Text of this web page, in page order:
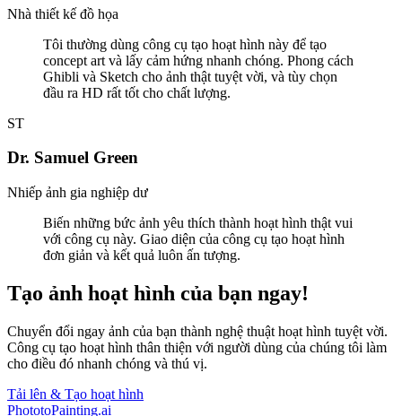
Nhà thiết kế đồ họa
Tôi thường dùng công cụ tạo hoạt hình này để tạo
concept art và lấy cảm hứng nhanh chóng. Phong cách
Ghibli và Sketch cho ảnh thật tuyệt vời, và tùy chọn
đầu ra HD rất tốt cho chất lượng.
ST
Dr. Samuel Green
Nhiếp ảnh gia nghiệp dư
Biến những bức ảnh yêu thích thành hoạt hình thật vui
với công cụ này. Giao diện của công cụ tạo hoạt hình
đơn giản và kết quả luôn ấn tượng.
Tạo ảnh hoạt hình của bạn ngay!
Chuyển đổi ngay ảnh của bạn thành nghệ thuật hoạt hình tuyệt vời.
Công cụ tạo hoạt hình thân thiện với người dùng của chúng tôi làm
cho điều đó nhanh chóng và thú vị.
Tải lên & Tạo hoạt hình
PhototoPainting.ai